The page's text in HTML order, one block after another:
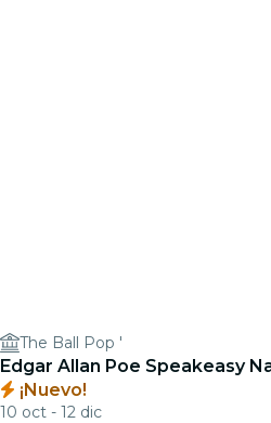
The Ball Pop '
Edgar Allan Poe Speakeasy
¡Nuevo!
10 oct - 12 dic